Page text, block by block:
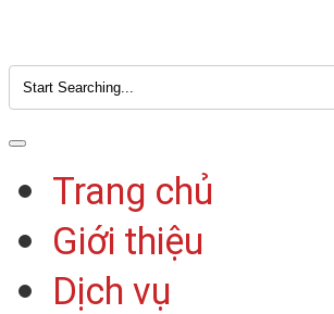
Trang chủ
Giới thiệu
Dịch vụ